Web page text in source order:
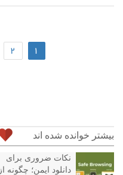
۱ ۲
بیشتر خوانده شده اند
نکات ضروری برای
دانلود ایمن؛ چگونه از